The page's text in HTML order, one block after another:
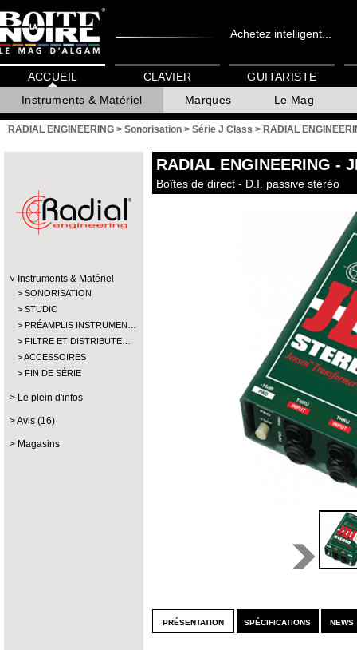
Achetez intelligent...
ACCUEIL
Instruments & Matériel
Marques Le Mag
CLAVIER GUITARISTE
RADIAL ENGINEERING > Sonorisation > Série J Class > RADIAL
Instruments & Matériel
SONORISATION
STUDIO
PRÉAMPLIS INSTRUMEN…
FILTRE ET DISTRIBUTE…
ACCESSOIRES
FIN DE SÉRIE
Le plein d'infos
Avis (16)
Magasins
RADIAL ENGINEERING -
Boîtes de direct - D.I. passive stéréo
présentation spécifications